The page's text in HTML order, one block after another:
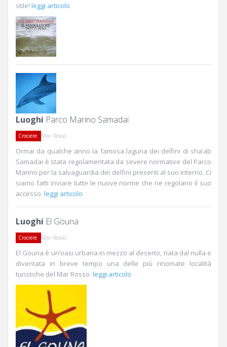
stile! leggi articolo
Luoghi Parco Marino Samadai
Crociere Mar Rosso
Ormai da qualche anno la famosa laguna dei delfini di sha’ab
Samadai è stata regolamentata da severe normative del Parco
Marino per la salvaguardia dei delfini presenti al suo interno. Ci
siamo fatti inviare tutte le nuove norme che ne regolano il suo
accesso. leggi articolo
Luoghi El Gouna
Crociere Mar Rosso
El Gouna è un’oasi urbana in mezzo al deserto, nata dal nulla e
diventata in breve tempo una delle più rinomate località
turistiche del Mar Rosso. leggi articolo